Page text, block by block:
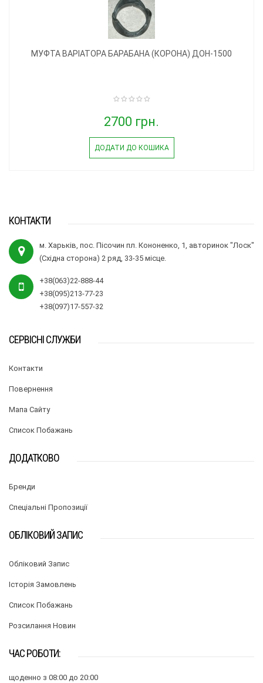
МУФТА ВАРІАТОРА БАРАБАНА (КОРОНА) ДОН-1500
2700 грн.
ДОДАТИ ДО КОШИКА
КОНТАКТИ
м. Харьків, пос. Пісочин пл. Кононенко, 1, авторинок "Лоск"
(Східна сторона) 2 ряд, 33-35 місце.
+38(063)22-888-44
+38(095)213-77-23
+38(097)17-557-32
СЕРВІСНІ СЛУЖБИ
Контакти
Повернення
Мапа Сайту
Список Побажань
ДОДАТКОВО
Бренди
Спеціальні Пропозиції
ОБЛІКОВИЙ ЗАПИС
Обліковий Запис
Історія Замовлень
Список Побажань
Розсилання Новин
ЧАС РОБОТИ:
щоденно з 08:00 до 20:00